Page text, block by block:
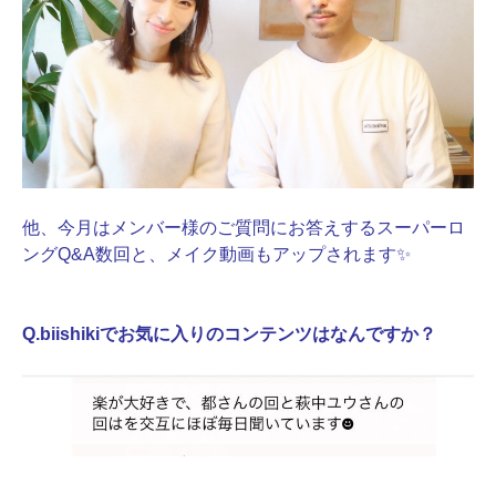
他、今月はメンバー様のご質問にお答えするスーパーロ
ングQ&A数回と、メイク動画もアップされます✨
Q.biishikiでお気に入りのコンテンツはなんですか？